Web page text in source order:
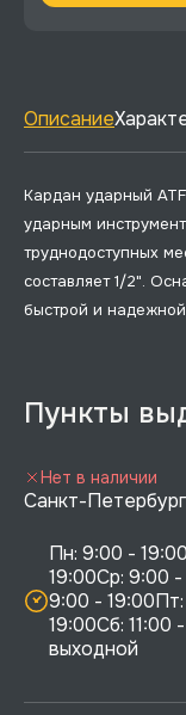
Описание
Кардан ударный
ударным
труднодоступных
составляет 1/2".
быстрой и
Пункты
Санкт-
Пн: 9:00 -
19:00Ср: 9:00 -
9:00 -
19:00Сб: 11:00
выходной
Нет в наличии